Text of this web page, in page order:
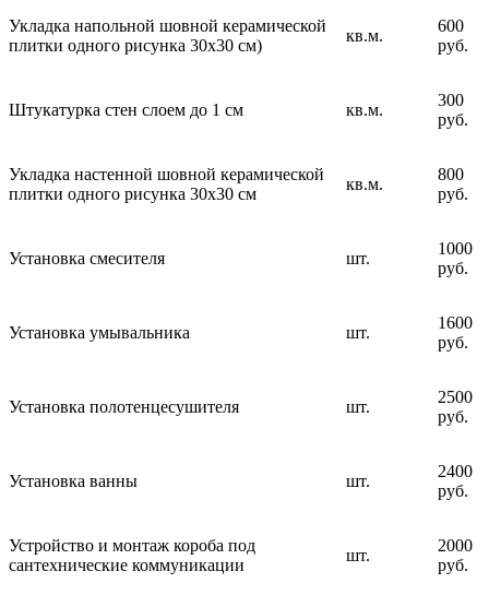
Укладка напольной шовной керамической
плитки одного рисунка 30х30 см)
кв.м.
600
руб.
Штукатурка стен слоем до 1 см кв.м.
300
руб.
Укладка настенной шовной керамической
плитки одного рисунка 30х30 см
кв.м.
800
руб.
Установка смесителя шт.
1000
руб.
Установка умывальника шт.
1600
руб.
Установка полотенцесушителя шт.
2500
руб.
Установка ванны шт.
2400
руб.
Устройство и монтаж короба под
сантехнические коммуникации
шт.
2000
руб.